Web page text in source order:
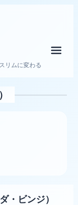
リムに変わる
ビンジ）